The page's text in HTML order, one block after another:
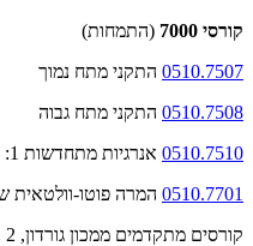
קורסי 7000
(התמחות)
0510.7507 התקני מתח נמוך
0510.7508 התקני מתח גבוה
0510.7510 אנרגיות מתחדשות 1: אנרגיה פוטוולטאית ואנרגית רוח
0510.7701 המרה פוטו-וולטאית
קורסים מתקדמים ממכון גורדון, 2 נ"ז.